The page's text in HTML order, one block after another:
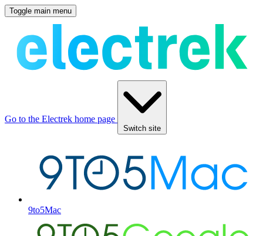
Toggle main menu
Go to the Electrek home page
Switch site
9to5Mac